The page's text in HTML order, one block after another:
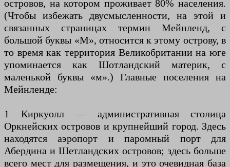
островов, на котором проживает 80% населения.
(Чтобы избежать двусмысленности, на этой и
связанных страницах термин Мейнленд, с
большой буквы «М», относится к этому острову, в
то время как территория Великобритании на юге
упоминается как Шотландский материк, с
маленькой буквы «м».) Главные поселения на
Мейнленде:
1 Киркуолл — административная столица
Оркнейских островов и крупнейший город. Здесь
находятся аэропорт и паромный порт для
Абердина и Шетландских островов; здесь больше
всего мест для размещения, и это очевидная база